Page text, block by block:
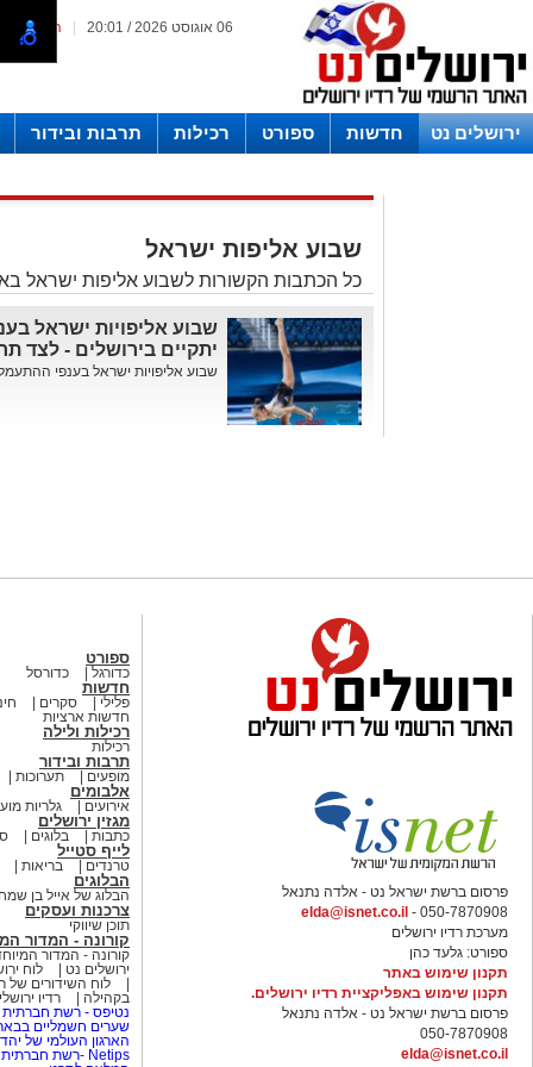
המייל 06 אוגוסט 2026 / 20:01
ירושלים נט חדשות ספורט רכילות
תרבות ובידור
שבוע אליפות ישראל
כל הכתבות הקשורות לשבוע אליפות ישראל
יתקיים בירושלים - לצד
שבוע אליפויות ישראל בענפי ההתעמלות
פרסום ברשת ישראל נט - אלדה נתנאל
050-7870908 -
elda@isnet.co.il
מערכת רדיו ירושלים
ספורט: גלעד כהן
תקנון שימוש באתר
תקנון שימוש באפליקציית רדיו ירושלים.
פרסום ברשת ישראל נט - אלדה נתנאל
050-7870908
elda@isnet.co.il
ספורט
כדורגל כדורסל
חדשות
פלילי סקרים
חדשות ארציות
רכילות ולילה
רכילות
תרבות ובידור
מופעים תערוכות
אלבומים
אירועים גלריות
מגזין ירושלים
כתבות בלוגים
לייף סטייל
טרנדים בריאות
הבלוגים
הבלוג של אייל בן
צרכנות ועסקים
תוכן שיווקי
קורונה - המדור
קורונה - המדור
ירושלים נט
לוח
לוח השידורים של
בקהילה
רדיו
נטיפס - רשת חברתית
שערים חשמליים
הארגון העולמי של
Netips -רשת חברתית לחכמת ההמונים